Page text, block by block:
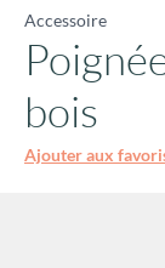
Accessoire
bois
Ajouter aux